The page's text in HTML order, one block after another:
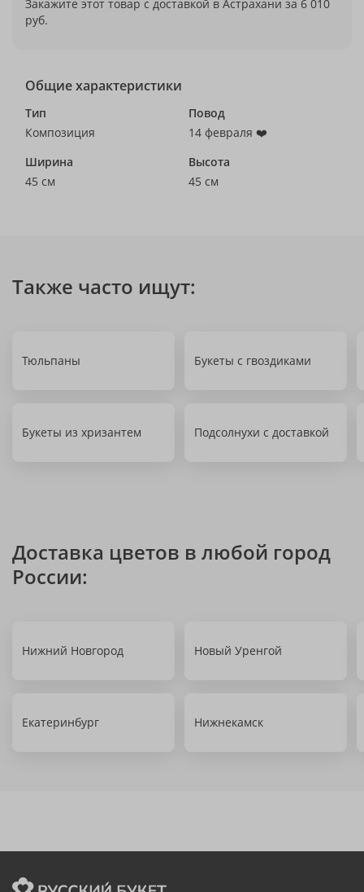
Закажите этот товар с доставкой в Астрахани за 6 010
руб.
Общие характеристики
Тип
Композиция
Повод
14 февраля ❤️
Ширина
45 см
Высота
45 см
Также часто ищут:
Тюльпаны Букеты с гвоздиками
Букеты из хризантем Подсолнухи с доставкой
Доставка цветов в любой город
России:
Нижний Новгород Новый Уренгой
Екатеринбург Нижнекамск